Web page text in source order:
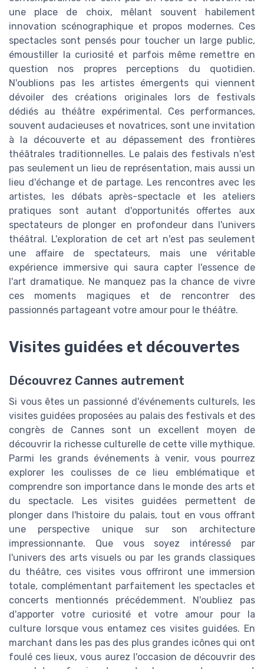
une place de choix, mêlant souvent habilement
innovation scénographique et propos modernes. Ces
spectacles sont pensés pour toucher un large public,
émoustiller la curiosité et parfois même remettre en
question nos propres perceptions du quotidien.
N'oublions pas les artistes émergents qui viennent
dévoiler des créations originales lors de festivals
dédiés au théâtre expérimental. Ces performances,
souvent audacieuses et novatrices, sont une invitation
à la découverte et au dépassement des frontières
théâtrales traditionnelles. Le palais des festivals n'est
pas seulement un lieu de représentation, mais aussi un
lieu d'échange et de partage. Les rencontres avec les
artistes, les débats après-spectacle et les ateliers
pratiques sont autant d'opportunités offertes aux
spectateurs de plonger en profondeur dans l'univers
théâtral. L'exploration de cet art n'est pas seulement
une affaire de spectateurs, mais une véritable
expérience immersive qui saura capter l'essence de
l'art dramatique. Ne manquez pas la chance de vivre
ces moments magiques et de rencontrer des
passionnés partageant votre amour pour le théâtre.
Visites guidées et découvertes
Découvrez Cannes autrement
Si vous êtes un passionné d'événements culturels, les
visites guidées proposées au palais des festivals et des
congrès de Cannes sont un excellent moyen de
découvrir la richesse culturelle de cette ville mythique.
Parmi les grands événements à venir, vous pourrez
explorer les coulisses de ce lieu emblématique et
comprendre son importance dans le monde des arts et
du spectacle. Les visites guidées permettent de
plonger dans l'histoire du palais, tout en vous offrant
une perspective unique sur son architecture
impressionnante. Que vous soyez intéressé par
l'univers des arts visuels ou par les grands classiques
du théâtre, ces visites vous offriront une immersion
totale, complémentant parfaitement les spectacles et
concerts mentionnés précédemment. N'oubliez pas
d'apporter votre curiosité et votre amour pour la
culture lorsque vous entamez ces visites guidées. En
marchant dans les pas des plus grandes icônes qui ont
foulé ces lieux, vous aurez l'occasion de découvrir des